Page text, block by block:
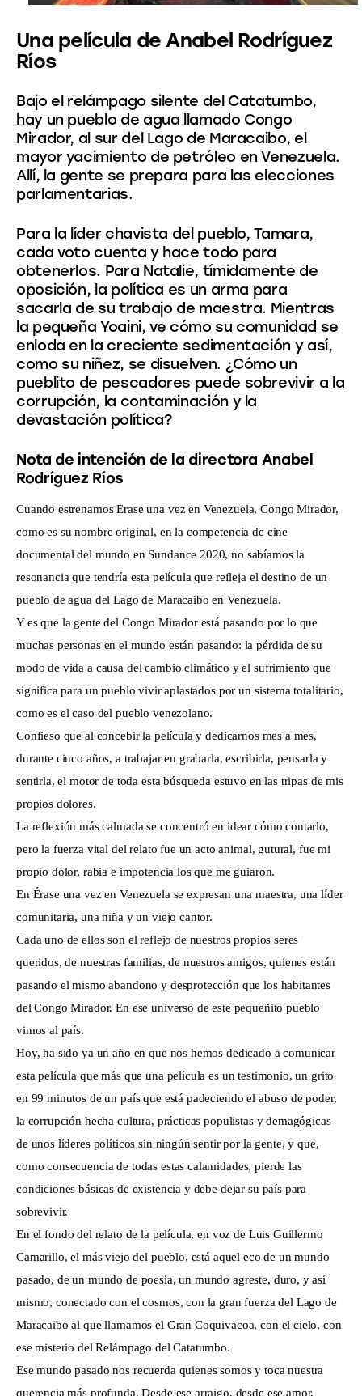
Una película de Anabel Rodríguez
Ríos
Bajo el relámpago silente del Catatumbo,
hay un pueblo de agua llamado Congo
Mirador, al sur del Lago de Maracaibo, el
mayor yacimiento de petróleo en Venezuela.
Allí, la gente se prepara para las elecciones
parlamentarias.
Para la líder chavista del pueblo, Tamara,
cada voto cuenta y hace todo para
obtenerlos. Para Natalie, tímidamente de
oposición, la política es un arma para
sacarla de su trabajo de maestra. Mientras
la pequeña Yoaini, ve cómo su comunidad se
enloda en la creciente sedimentación y así,
como su niñez, se disuelven. ¿Cómo un
pueblito de pescadores puede sobrevivir a la
corrupción, la contaminación y la
devastación política?
Nota de intención de la directora Anabel
Rodríguez Ríos
Cuando estrenamos Erase una vez en Venezuela, Congo Mirador,
como es su nombre original, en la competencia de cine
documental del mundo en Sundance 2020, no sabíamos la
resonancia que tendría esta película que refleja el destino de un
pueblo de agua del Lago de Maracaibo en Venezuela.
Y es que la gente del Congo Mirador está pasando por lo que
muchas personas en el mundo están pasando: la pérdida de su
modo de vida a causa del cambio climático y el sufrimiento que
significa para un pueblo vivir aplastados por un sistema totalitario,
como es el caso del pueblo venezolano.
Confieso que al concebir la película y dedicarnos mes a mes,
durante cinco años, a trabajar en grabarla, escribirla, pensarla y
sentirla, el motor de toda esta búsqueda estuvo en las tripas de mis
propios dolores.
La reflexión más calmada se concentró en idear cómo contarlo,
pero la fuerza vital del relato fue un acto animal, gutural, fue mi
propio dolor, rabia e impotencia los que me guiaron.
En Érase una vez en Venezuela se expresan una maestra, una líder
comunitaria, una niña y un viejo cantor.
Cada uno de ellos son el reflejo de nuestros propios seres
queridos, de nuestras familias, de nuestros amigos, quienes están
pasando el mismo abandono y desprotección que los habitantes
del Congo Mirador. En ese universo de este pequeñito pueblo
vimos al país.
Hoy, ha sido ya un año en que nos hemos dedicado a comunicar
esta película que más que una película es un testimonio, un grito
en 99 minutos de un país que está padeciendo el abuso de poder,
la corrupción hecha cultura, prácticas populistas y demagógicas
de unos líderes políticos sin ningún sentir por la gente, y que,
como consecuencia de todas estas calamidades, pierde las
condiciones básicas de existencia y debe dejar su país para
sobrevivir.
En el fondo del relato de la película, en voz de Luis Guillermo
Camarillo, el más viejo del pueblo, está aquel eco de un mundo
pasado, de un mundo de poesía, un mundo agreste, duro, y así
mismo, conectado con el cosmos, con la gran fuerza del Lago de
Maracaibo al que llamamos el Gran Coquivacoa, con el cielo, con
ese misterio del Relámpago del Catatumbo.
Ese mundo pasado nos recuerda quienes somos y toca nuestra
querencia más profunda. Desde ese arraigo, desde ese amor,